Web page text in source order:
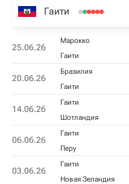
Гаити
25.06.26
Марокко
Гаити
20.06.26
Бразилия
Гаити
14.06.26
Гаити
Шотландия
06.06.26
Гаити
Перу
03.06.26
Гаити
Новая Зеландия